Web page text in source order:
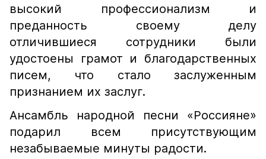
высокий профессионализм и
преданность своему делу
отличившиеся сотрудники были
удостоены грамот и благодарственных
писем, что стало заслуженным
признанием их заслуг.
Ансамбль народной песни «Россияне»
подарил всем присутствующим
незабываемые минуты радости.